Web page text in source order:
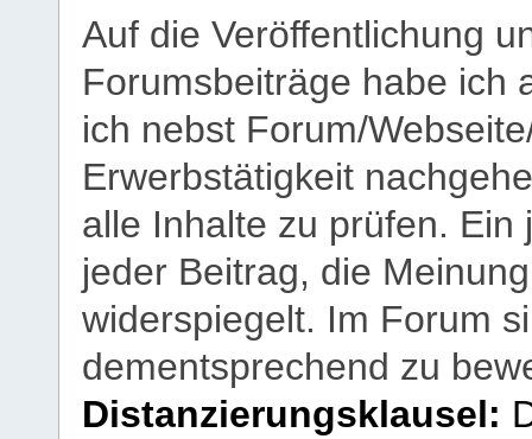
Auf die Veröffentlichung
Forumsbeiträge habe ich
ich nebst Forum/
Erwerbstätigkeit
alle Inhalte zu prüfen.
jeder Beitrag, die
widerspiegelt. Im Forum
dementsprechend zu
Distanzierungsklausel: